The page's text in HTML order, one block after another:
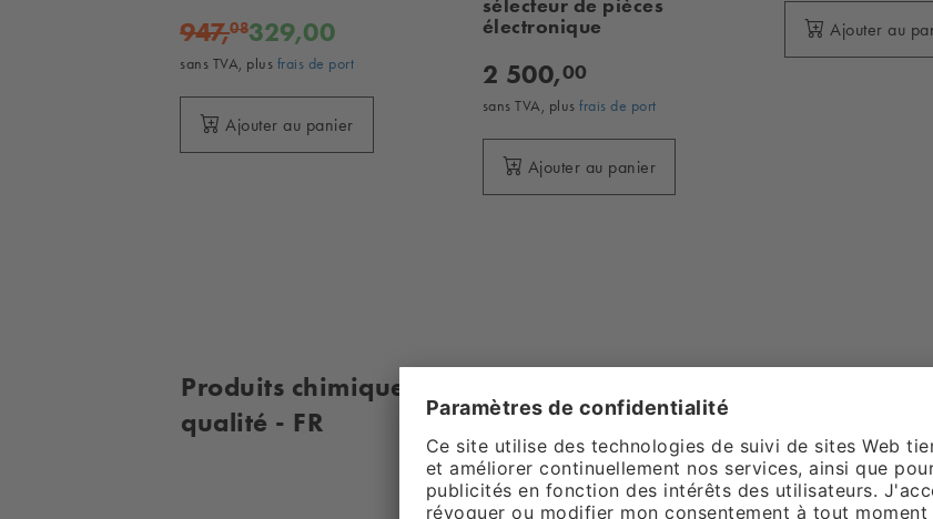
947,08329,00
sans TVA, plus frais de port
Ajouter au panier
sélecteur de pièces
électronique
2 500,00
sans TVA, plusfrais de port
Ajouter au panier
Ajouter au
Produits chimiques pour station de lavage : pour un
qualité - FR